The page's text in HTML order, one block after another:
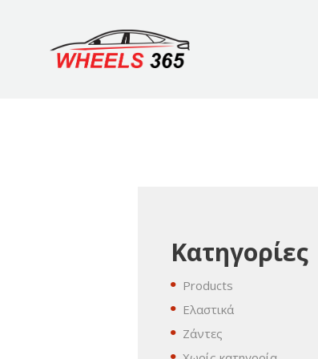
Κατηγορίες
Products
Ελαστικά
Ζάντες